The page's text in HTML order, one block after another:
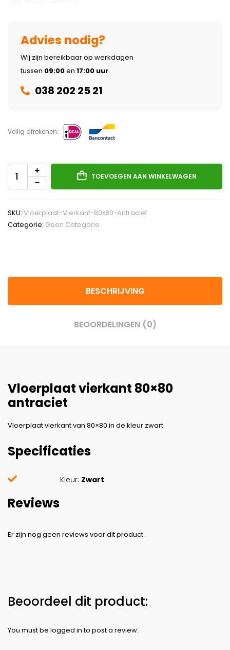
Advies nodig?
Wij zijn bereikbaar op werkdagen
tussen 09:00en 17:00 uur.
038 202 25 21
Veilig afrekenen:
TOEVOEGEN AAN WINKELWAGEN
SKU: Vloerplaat-Vierkant-80x80-Antraciet
Categorie: Geen Categorie
BESCHRIJVING
BEOORDELINGEN (0)
Vloerplaat vierkant 80×80
antraciet
Vloerplaat vierkant van 80×80 in de kleur zwart
Specificaties
Kleur: Zwart
Reviews
You must be logged into post a review.